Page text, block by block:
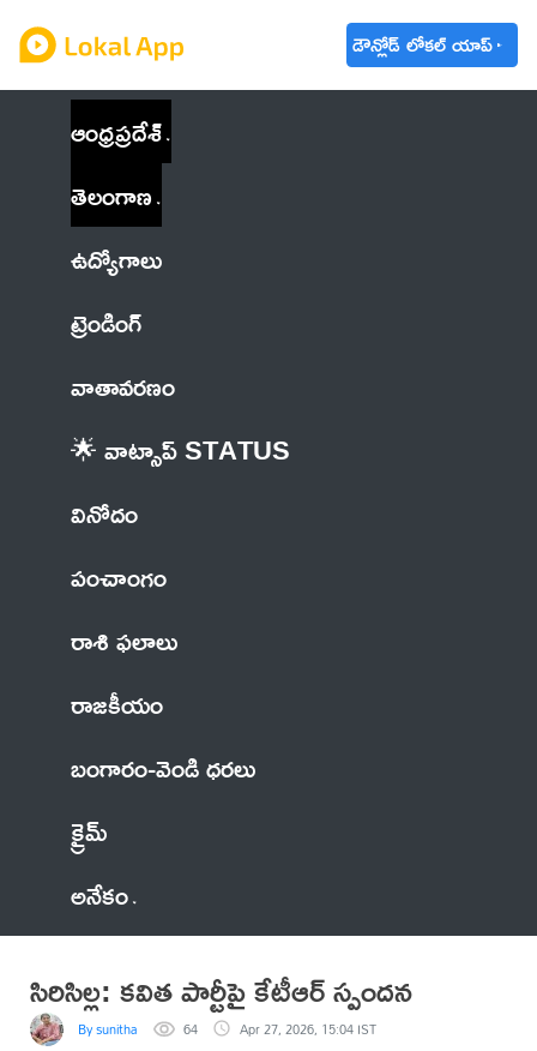
డౌన్లోడ్ లోకల్ యాప్
ఆంధ్రప్రదేశ్
తెలంగాణ
ఉద్యోగాలు
ట్రెండింగ్
వాతావరణం
🌟 వాట్సాప్ STATUS
వినోదం
పంచాంగం
రాశి ఫలాలు
రాజకీయం
బంగారం-వెండి ధరలు
క్రైమ్
అనేకం
సిరిసిల్ల: కవిత పార్టీపై కేటీఆర్ స్పందన
By sunitha 64 Apr 27, 2026, 15:04 IST